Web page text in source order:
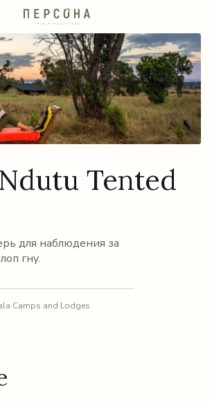
Tented
для наблюдения за
гну.
Camps and Lodges